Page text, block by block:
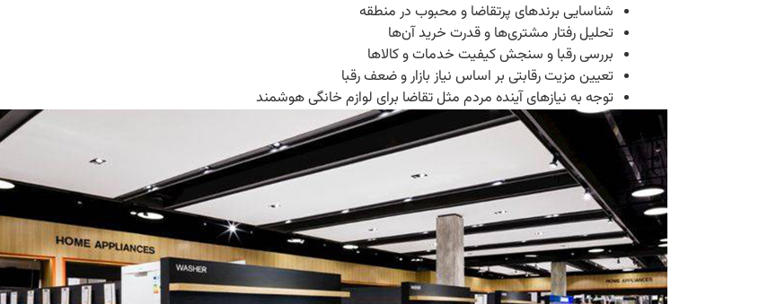
شناسایی برندهای پرتقاضا و محبوب در منطقه
تحلیل رفتار مشتری‌ها و قدرت خرید آن‌ها
بررسی رقبا و سنجش کیفیت خدمات و کالاها
تعیین مزیت رقابتی بر اساس نیاز بازار و ضعف رقبا
توجه به نیازهای آینده مردم مثل تقاضا برای لوازم خانگی هوشمند